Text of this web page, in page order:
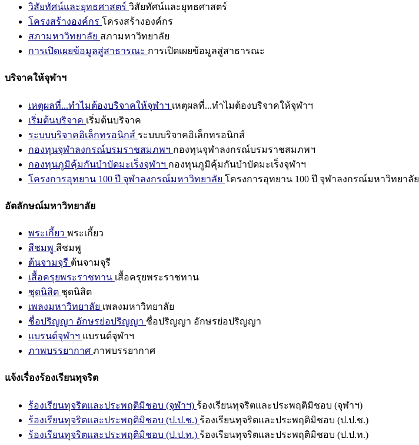
วิสัยทัศน์และยุทธศาสตร์ วิสัยทัศน์และยุทธศาสตร์
โครงสร้างองค์กร โครงสร้างองค์กร
สภามหาวิทยาลัย สภามหาวิทยาลัย
การเปิดเผยข้อมูลสู่สาธารณะ การเปิดเผยข้อมูลสู่สาธารณะ
บริจาคให้จุฬาฯ
เหตุผลที่...ทำไมต้องบริจาคให้จุฬาฯ เหตุผลที่...ทำไมต้องบริจาคให้จุฬาฯ
เริ่มต้นบริจาค เริ่มต้นบริจาค
ระบบบริจาคอิเล็กทรอนิกส์ ระบบบริจาคอิเล็กทรอนิกส์
กองทุนจุฬาลงกรณ์บรมราชสมภพฯ กองทุนจุฬาลงกรณ์บรมราชสมภพฯ
กองทุนภูมิคุ้มกันบำบัดมะเร็งจุฬาฯ กองทุนภูมิคุ้มกันบำบัดมะเร็งจุฬาฯ
โครงการอุทยาน 100 ปี จุฬาลงกรณ์มหาวิทยาลัย โครงการอุทยาน 100 ปี จุฬาลงกรณ์มหาวิทยาลัย
อัตลักษณ์มหาวิทยาลัย
พระเกี้ยว พระเกี้ยว
สีชมพู สีชมพู
ต้นจามจุรี ต้นจามจุรี
เสื้อครุยพระราชทาน เสื้อครุยพระราชทาน
ชุดนิสิต ชุดนิสิต
เพลงมหาวิทยาลัย เพลงมหาวิทยาลัย
ชื่อปริญญา อักษรย่อปริญญา ชื่อปริญญา อักษรย่อปริญญา
แบรนด์จุฬาฯ แบรนด์จุฬาฯ
ภาพบรรยากาศ ภาพบรรยากาศ
แจ้งเรื่องร้องเรียนทุจริต
ร้องเรียนทุจริตและประพฤติมิชอบ (จุฬาฯ) ร้องเรียนทุจริตและประพฤติมิชอบ (จุฬาฯ)
ร้องเรียนทุจริตและประพฤติมิชอบ (ป.ป.ช.) ร้องเรียนทุจริตและประพฤติมิชอบ (ป.ป.ช.)
ร้องเรียนทุจริตและประพฤติมิชอบ (ป.ป.ท.) ร้องเรียนทุจริตและประพฤติมิชอบ (ป.ป.ท.)